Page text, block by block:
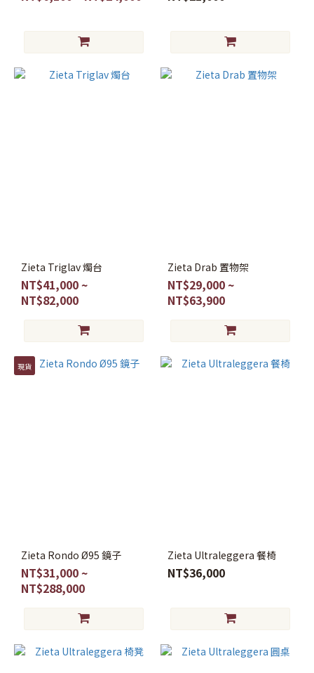
Zieta Triglav 燭台
NT$41,000 ~
NT$82,000
Zieta Drab 置物架
NT$29,000 ~
NT$63,900
現貨
Zieta Rondo Ø95 鏡子
NT$31,000 ~
NT$288,000
Zieta Ultraleggera 餐椅
NT$36,000